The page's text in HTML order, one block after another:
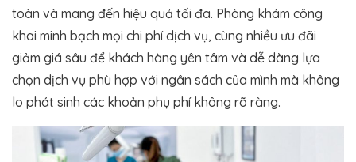
toàn và mang đến hiệu quả tối đa. Phòng khám công
khai minh bạch mọi chi phí dịch vụ, cùng nhiều ưu đãi
giảm giá sâu để khách hàng yên tâm và dễ dàng lựa
chọn dịch vụ phù hợp với ngân sách của mình mà không
lo phát sinh các khoản phụ phí không rõ ràng.